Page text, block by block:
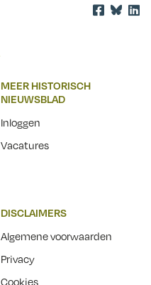
MEER HISTORISCH
NIEUWSBLAD
Inloggen
Vacatures
DISCLAIMERS
Algemene voorwaarden
Privacy
Cookies